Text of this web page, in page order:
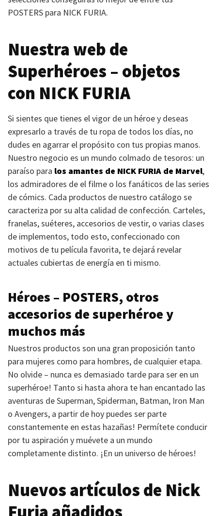
POSTERS para NICK FURIA.
Nuestra web de
Superhéroes – objetos
con NICK FURIA
Si sientes que tienes el vigor de un héroe y deseas
expresarlo a través de tu ropa de todos los días, no
dudes en agarrar el propósito con tus propias manos.
Nuestro negocio es un mundo colmado de tesoros: un
paraíso para los amantes de NICK FURIA de Marvel,
los admiradores de el filme o los fanáticos de las series
de cómics. Cada productos de nuestro catálogo se
caracteriza por su alta calidad de confección. Carteles,
franelas, suéteres, accesorios de vestir, o varias clases
de implementos, todo esto, confeccionado con
motivos de tu película favorita, te dejará revelar
actuales cubiertas de energía en ti mismo.
Héroes – POSTERS, otros
accesorios de superhéroe y
muchos más
Nuestros productos son una gran proposición tanto
para mujeres como para hombres, de cualquier etapa.
No olvide – nunca es demasiado tarde para ser en un
superhéroe! Tanto si hasta ahora te han encantado las
aventuras de Superman, Spiderman, Batman, Iron Man
o Avengers, a partir de hoy puedes ser parte
constantemente en estas hazañas! Permítete conducir
por tu aspiración y muévete a un mundo
completamente distinto. ¡En un universo de héroes!
Nuevos artículos de Nick